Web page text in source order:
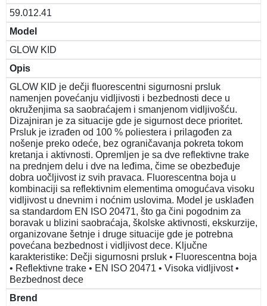
59.012.41
Model
GLOW KID
Opis
GLOW KID je dečji fluorescentni sigurnosni prsluk
namenjen povećanju vidljivosti i bezbednosti dece u
okruženjima sa saobraćajem i smanjenom vidljivošću.
Dizajniran je za situacije gde je sigurnost dece prioritet.
Prsluk je izrađen od 100 % poliestera i prilagođen za
nošenje preko odeće, bez ograničavanja pokreta tokom
kretanja i aktivnosti. Opremljen je sa dve reflektivne trake
na prednjem delu i dve na leđima, čime se obezbeđuje
dobra uočljivost iz svih pravaca. Fluorescentna boja u
kombinaciji sa reflektivnim elementima omogućava visoku
vidljivost u dnevnim i noćnim uslovima. Model je usklađen
sa standardom EN ISO 20471, što ga čini pogodnim za
boravak u blizini saobraćaja, školske aktivnosti, ekskurzije,
organizovane šetnje i druge situacije gde je potrebna
povećana bezbednost i vidljivost dece. Ključne
karakteristike: Dečji sigurnosni prsluk • Fluorescentna boja
• Reflektivne trake • EN ISO 20471 • Visoka vidljivost •
Bezbednost dece
Brend